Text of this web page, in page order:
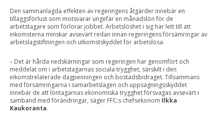
Den sammanlagda effekten av regeringens åtgärder innebär en
tilläggsförlust som motsvarar ungefär en månadslön för de
arbetstagare som förlorar jobbet. Arbetslöshet i sig har lett till att
inkomsterna minskar avsevärt redan innan regeringens försämringar av
arbetslagstiftningen och utkomstskyddet för arbetslösa.
– Det är hårda nedskärningar som regeringen har genomfört och
meddelat om i arbetstagarnas sociala trygghet, särskilt i den
inkomstrelaterade dagpenningen och bostadsbidraget. Tillsammans
med försämringarna i samarbetslagen och uppsägningsskyddet
innebär de att löntagarnas ekonomiska trygghet försvagas avsevärt i
samband med förändringar, säger FFC:s chefsekonom Ilkka
Kaukoranta.